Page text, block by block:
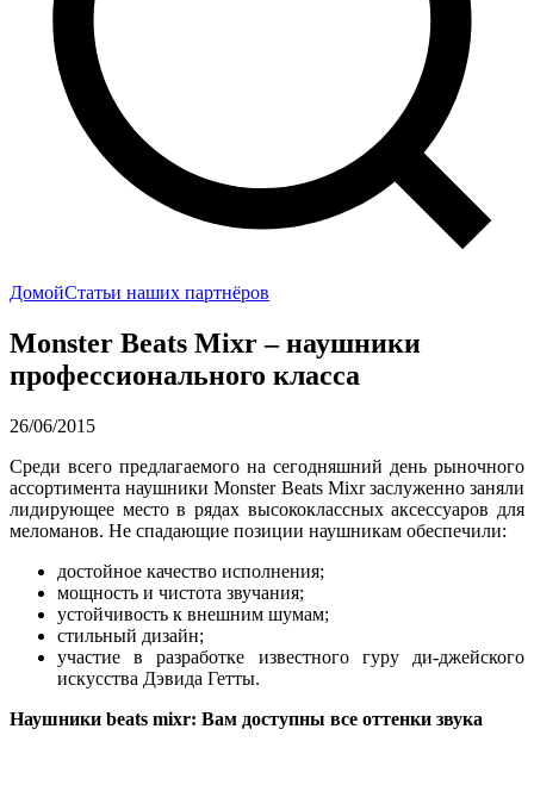
ДомойСтатьи наших партнёров
Monster Beats Mixr – наушники
профессионального класса
26/06/2015
Среди всего предлагаемого на сегодняшний день рыночного
ассортимента наушники Monster Beats Mixr заслуженно заняли
лидирующее место в рядах высококлассных аксессуаров для
меломанов. Не спадающие позиции наушникам обеспечили:
достойное качество исполнения;
мощность и чистота звучания;
устойчивость к внешним шумам;
стильный дизайн;
участие в разработке известного гуру ди-джейского
искусства Дэвида Гетты.
Наушники beats mixr: Вам доступны все оттенки звука